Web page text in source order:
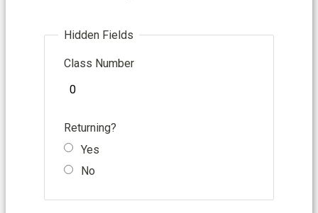
Hidden Fields
Class Number
Returning?
Yes
No